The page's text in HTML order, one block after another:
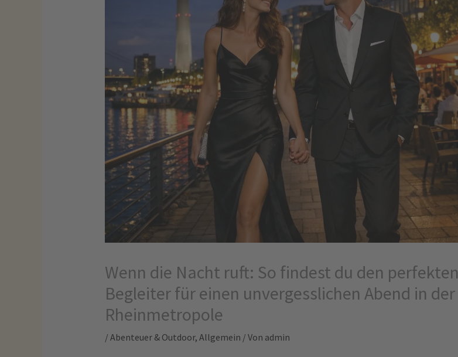
Wenn die Nacht ruft: So findest du den perfekten
Begleiter für einen unvergesslichen Abend in der
Rheinmetropole
/ Abenteuer & Outdoor, Allgemein / Von admin